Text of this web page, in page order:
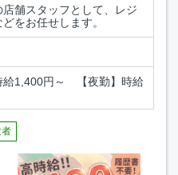
舗スタッフとして、レジ
をお任せします。
給1,400円～ 【夜勤】時給